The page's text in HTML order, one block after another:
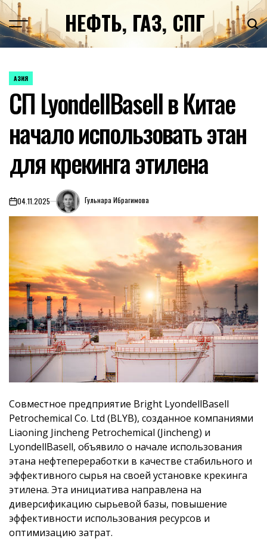
Перейти
к
содержимомуНЕФТЬ, ГАЗ, СПГ
ОПУБЛИКОВАНО
АЗИЯ
СП LyondellBasell в Китае
начало использовать этан
для крекинга этилена
on04.11.2025 Гульнара Ибрагимова
Совместное предприятие Bright LyondellBasell
Petrochemical Co. Ltd (BLYB), созданное компаниями
Liaoning Jincheng Petrochemical (Jincheng) и
LyondellBasell, объявило о начале использования
этана нефтепереработки в качестве стабильного и
эффективного сырья на своей установке крекинга
этилена. Эта инициатива направлена на
диверсификацию сырьевой базы, повышение
эффективности использования ресурсов и
оптимизацию затрат.